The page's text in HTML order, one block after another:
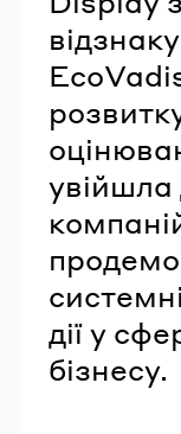
дії у
бізнесу.